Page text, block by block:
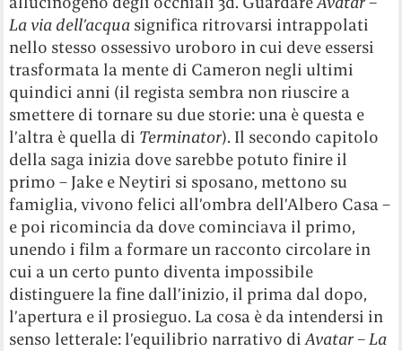
La via dell’acqua significa ritrovarsi intrappolati
nello stesso ossessivo uroboro in cui deve essersi
trasformata la mente di Cameron negli ultimi
quindici anni (il regista sembra non riuscire a
smettere di tornare su due storie: una è questa e
l’altra è quella di Terminator). Il secondo capitolo
della saga inizia dove sarebbe potuto finire il
primo – Jake e Neytiri si sposano, mettono su
famiglia, vivono felici all’ombra dell’Albero Casa –
e poi ricomincia da dove cominciava il primo,
unendo i film a formare un racconto circolare in
cui a un certo punto diventa impossibile
distinguere la fine dall’inizio, il prima dal dopo,
l’apertura e il prosieguo. La cosa è da intendersi in
senso letterale: l’equilibrio narrativo diAvatar – La